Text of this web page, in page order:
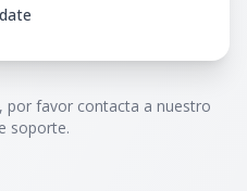
por favor contacta a nuestro
soporte.